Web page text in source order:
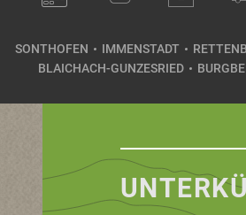
SONTHOFEN IMMENSTADT
BLAICHACH-GUNZESRIED